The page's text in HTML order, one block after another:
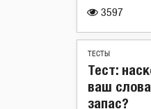
3597
ТЕСТЫ
Тест:
ваш
запас?